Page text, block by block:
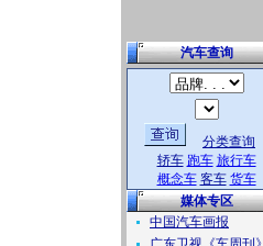
汽车查询
分类查询
轿车 跑车 旅行车
概念车 客车 货车
媒体专区
中国汽车画报